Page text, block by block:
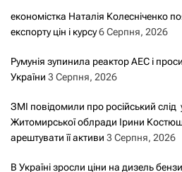
економістка Наталія Колесніченко
експорту цін і курсу6 Серпня, 2026
Румунія зупинила реактор АЕС і
України 3 Серпня, 2026
ЗМІ повідомили про російський слід
Житомирської облради Ірини
арештувати її активи 3 Серпня, 2026
В Україні зросли ціни на дизель